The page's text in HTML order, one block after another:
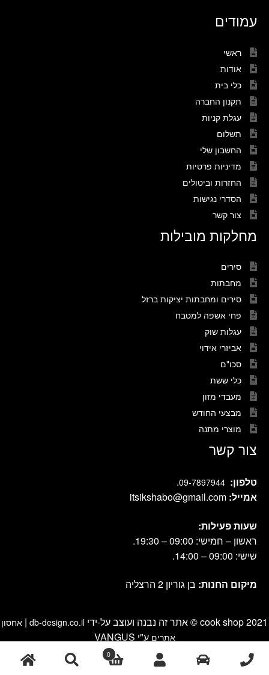
עמודים
ראשי
אודות
כלי בית
תקנון החברה
עגלת קניות
תשלום
החשבון שלי
מדיניות פרטיות
החזרות וביטולים
הסדרי נגישות
צור קשר
מחלקות מובילות
סירים
מחבתות
סירים ומחבתות יציקות ברזל
פחי אשפה למטבח
עגלות שוק
אביזרי אידוי
סכו"ם
כלי ששת
מעבדי מזון
מבצעי החודש
מוצרי מתנה
צור קשר
טלפון: 09-7897944
.
אמייל: itsikshabo@gmail.com
שעות פעילות:
ראשון – חמישי: 09:00 – 19:30.
שישי: 09:00 – 14:00.
מיקום החנות: בן גוריון 2 הרצליה
cook shop 2021 © אתר זה נבנה ועוצב על-ידי | אחסון
אתרים ע"י VANGUS
0